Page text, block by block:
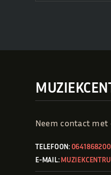
Neem contact met
TELEFOON: 0641868200
E-MAIL: